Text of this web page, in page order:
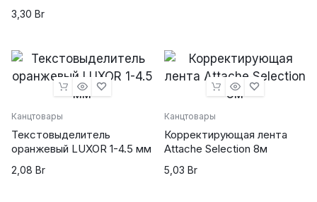
plugin
3,30 Br
Канцтовары
Текстовыделитель
оранжевый LUXOR 1-4.5 мм
2,08 Br
Канцтовары
Корректирующая лента
Attache Selection 8м
5,03 Br